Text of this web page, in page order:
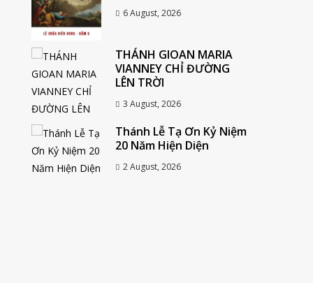
6 August, 2026
THÁNH GIOAN MARIA
VIANNEY CHỈ ĐƯỜNG
LÊN TRỜI
3 August, 2026
Thánh Lễ Tạ Ơn Kỷ Niệm
20 Năm Hiện Diện
2 August, 2026